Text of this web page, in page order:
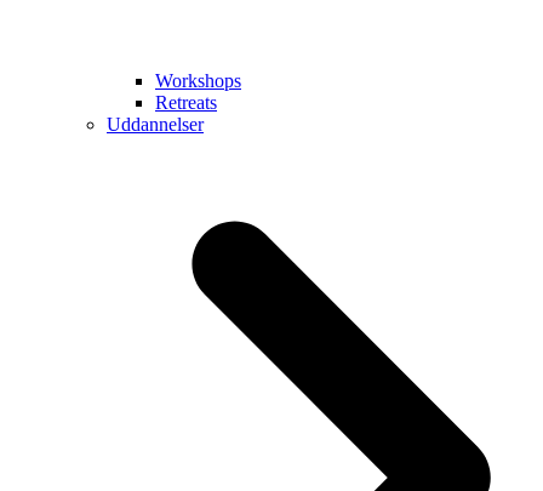
Workshops
Retreats
Uddannelser